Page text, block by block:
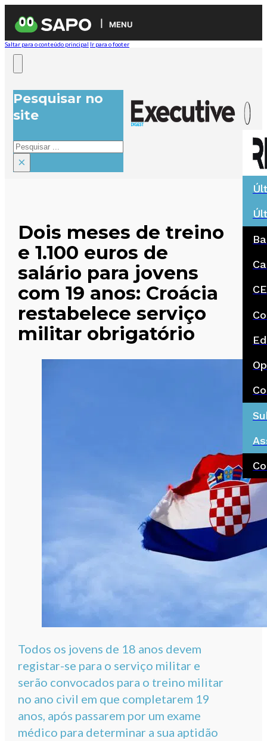
MENU
Saltar para o conteúdo principal Ir para o footer
Pesquisar no
site
Pesquisar
×
Dois meses de treino
e 1.100 euros de
salário para jovens
com 19 anos: Croácia
restabelece serviço
militar obrigatório
Todos os jovens de 18 anos devem
registar-se para o serviço militar e
serão convocados para o treino militar
no ano civil em que completarem 19
anos, após passarem por um exame
médico para determinar a sua aptidão